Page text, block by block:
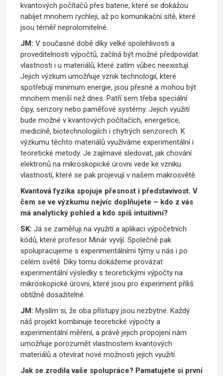
kvantových počítačů přes baterie, které se dokážou
nabíjet mnohem rychleji, až po komunikační sítě, které
jsou téměř neprolomitelné.
JM: V současné době díky velké spolehlivosti a
proveditelnosti výpočtů, začíná být možné předpovídat
vlastnosti i u materiálů, které zatím vůbec neexistují.
Jejich výzkum umožňuje vznik technologií, které
spotřebují minimum energie, jsou přesné a mohou být
mnohem menší než dnes. Patří sem třeba speciální
čipy, senzory nebo paměťové systémy. Jejich využití
bude možné v kvantových počítačích, energetice,
medicíně, biotechnologiích i chytrých senzorech. K
výzkumu těchto materiálů využíváme experimentální i
teoretické metody. Je zajímavé sledovat, jak chování
elektronů na mikroskopické úrovni vede ke vzniku
vlastností, které se pak projevují v našem makrosvětě.
Kvantová fyzika spojuje přesnost i představivost. V
čem se ve výzkumu nejvíc doplňujete – kdo z vás
má analytický pohled a kdo spíš intuitivní?
SK: Já se zaměřuji na využití a aplikaci výpočetních
kódů, které profesor Minár vyvíjí. Společně pak
spolupracujeme s experimentálními týmy u nás i po
celém světě. Díky tomu dokážeme provázat
experimentální výsledky s teoretickými výpočty na
mikroskopické úrovni, které jsou pro experiment příliš
obtížně dosažitelné.
JM: Myslím si, že oba přístupy jsou nezbytné. Každý
náš projekt kombinuje teoretické výpočty a
experimentální měření, a právě jejich propojení nám
umožňuje porozumět vlastnostem kvantových
materiálů a otevírat nové možnosti jejich využití.
Jak se zrodila vaše spolupráce? Pamatujete si první